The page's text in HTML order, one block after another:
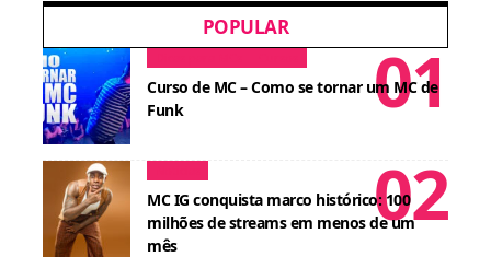
POPULAR
Curso de MC – Como se tornar um MC de
Funk
MC IG conquista marco histórico: 100
milhões de streams em menos de um
mês